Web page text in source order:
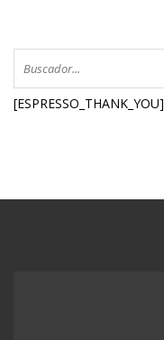
[ESPRESSO_THANK_YOU]